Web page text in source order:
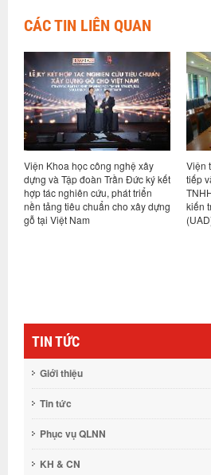
CÁC TIN LIÊN QUAN
công nghệ xây
đoàn Trần Đức ký kết
cứu, phát triển
chuẩn cho xây dựng
Viện trưởng Nguyễn
tiếp và làm việc với
TNHH Viện thiết kế &
kiến trúc Đại học Triết
(UAD), Trung Quốc
TIN TỨC
Giới thiệu
Tin tức
Phục vụ QLNN
KH & CN